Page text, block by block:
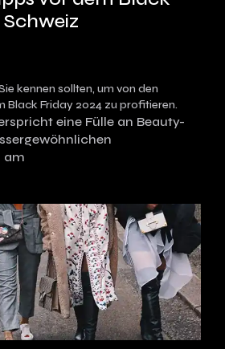
kennen sollten, um von den
Black Friday 2024 zu profitieren.
eine Fülle an Beauty-
am